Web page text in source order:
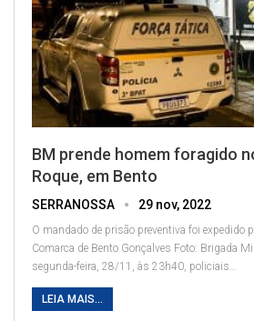
BM prende homem foragido
Roque, em Bento
SERRANOSSA 29 nov, 2022
O mandado de prisão preventiva foi expedido
Comarca de Bento Gonçalves Foto: Brigada
segunda-feira, 28/11, às 23h40, policiais
LEIA MAIS...